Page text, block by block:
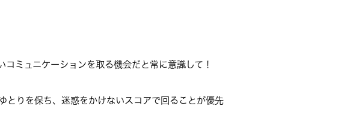
ミュニケーションを取る機会だと常に意識して！
とりを保ち、迷惑をかけないスコアで回ることが優先